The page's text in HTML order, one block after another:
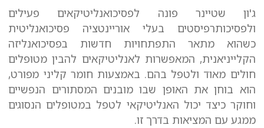
ג'ון שטיינר פונה לפסיכואנליטיקאים פעילים
ולפסיכותרפיסטים בעלי אוריינטציה פסיכואנליטית
כשהוא מתאר התפתחויות חדשות בפסיכואנליזה
הקלייניאנית, המאפשרות לאנליטיקאים להבין מטופלים
חולים מאוד ולטפל בהם. באמצעות חומר קליני מפורט,
הוא בוחן את האופן שבו מובנים המסתורים הנפשיים
וחוקר כיצד יכול האנליטיקאי לטפל במטופלים הנסוגים
ממגע עם המציאות בדרך זו.